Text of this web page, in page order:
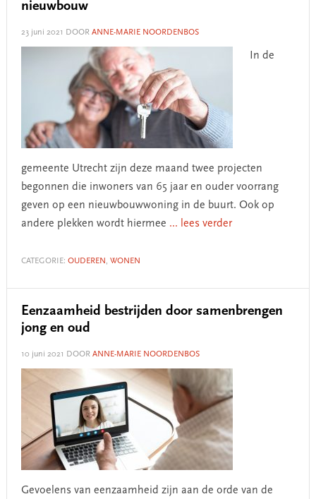
nieuwbouw
23 juni 2021 DOOR ANNE-MARIE NOORDENBOS
In de
gemeente Utrecht zijn deze maand twee projecten
begonnen die inwoners van 65 jaar en ouder voorrang
geven op een nieuwbouwwoning in de buurt. Ook op
andere plekken wordt hiermee ... lees verder
CATEGORIE: OUDEREN , WONEN
Eenzaamheid bestrijden door samenbrengen
jong en oud
10 juni 2021 DOOR ANNE-MARIE NOORDENBOS
Gevoelens van eenzaamheid zijn aan de orde van de